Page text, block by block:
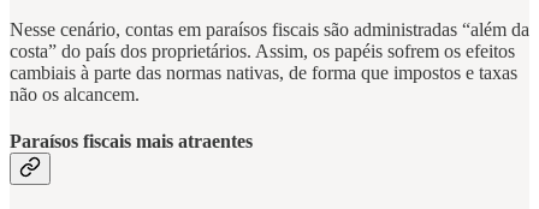
Nesse cenário, contas em paraísos fiscais são administradas “além da
costa” do país dos proprietários. Assim, os papéis sofrem os efeitos
cambiais à parte das normas nativas, de forma que impostos e taxas
não os alcancem.
Paraísos fiscais mais atraentes